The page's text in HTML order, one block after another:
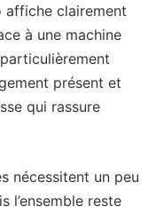
affiche clairement
à une machine
présent et
qui rassure
nécessitent un peu
l’ensemble reste